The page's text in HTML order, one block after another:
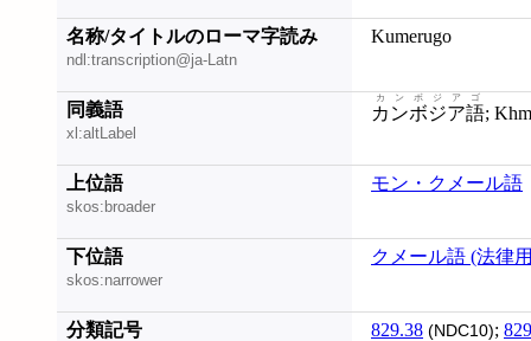
名称/タイトルのローマ字読み
ndl:transcription@ja-Latn
Kumerugo
同義語
xl:altLabel
カンボジア語
カンボジアゴ
;
上位語
skos:broader
モン・クメール語
下位語
skos:narrower
クメール語 (法律
分類記号 829.38 (NDC10);